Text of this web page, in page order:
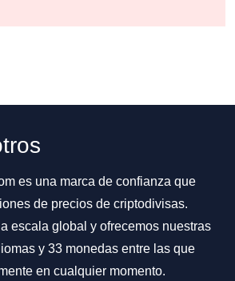
es una marca de confianza que
de precios de criptodivisas.
escala global y ofrecemos nuestras
y 33 monedas entre las que
en cualquier momento.